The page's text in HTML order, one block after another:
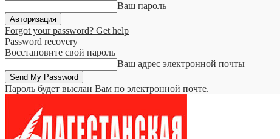
Ваш пароль
Forgot your password? Get help
Password recovery
Восстановите свой пароль
Ваш адрес электронной почты
Пароль будет выслан Вам по электронной почте.